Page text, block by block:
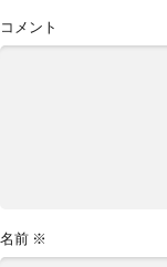
コメント
名前 ※